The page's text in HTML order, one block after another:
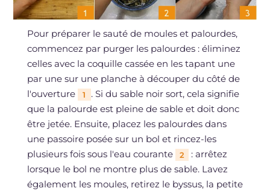
Pour préparer le sauté de moules et palourdes,
commencez par purger les palourdes : éliminez
celles avec la coquille cassée en les tapant une
par une sur une planche à découper du côté de
l'ouverture
1
. Si du sable noir sort, cela signifie
que la palourde est pleine de sable et doit donc
être jetée. Ensuite, placez les palourdes dans
une passoire posée sur un bol et rincez-les
plusieurs fois sous l'eau courante
2
: arrêtez
lorsque le bol ne montre plus de sable. Lavez
également les moules, retirez le byssus, la petite